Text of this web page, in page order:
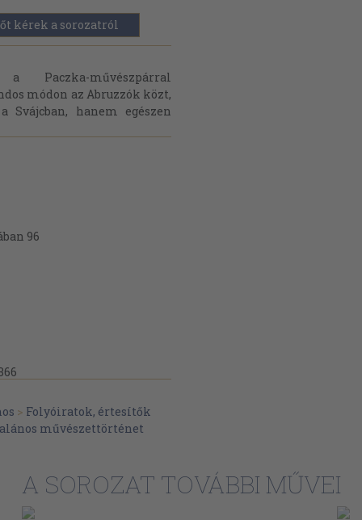
kérek a sorozatról
művészpárral
módon az Abruzzók közt,
hanem egészen
96
190
> Folyóiratok, értesítők
művészettörténet
A SOROZAT TOVÁBBI MŰVEI